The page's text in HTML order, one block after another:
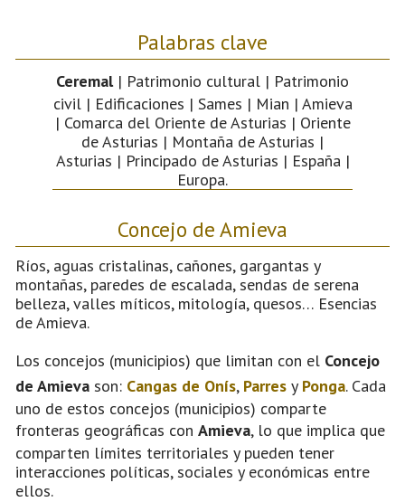
Palabras clave
Ceremal| Patrimonio cultural | Patrimonio
civil | Edificaciones | Sames | Mian | Amieva
| Comarca del Oriente de Asturias | Oriente
de Asturias | Montaña de Asturias |
Asturias | Principado de Asturias | España |
Europa.
Concejo de Amieva
Ríos, aguas cristalinas, cañones, gargantas y
montañas, paredes de escalada, sendas de serena
belleza, valles míticos, mitología, quesos… Esencias
de Amieva.
Los concejos (municipios) que limitan con el Concejo
de Amieva son: Cangas de Onís, Parres y Ponga. Cada
uno de estos concejos (municipios) comparte
fronteras geográficas con Amieva, lo que implica que
comparten límites territoriales y pueden tener
interacciones políticas, sociales y económicas entre
ellos.